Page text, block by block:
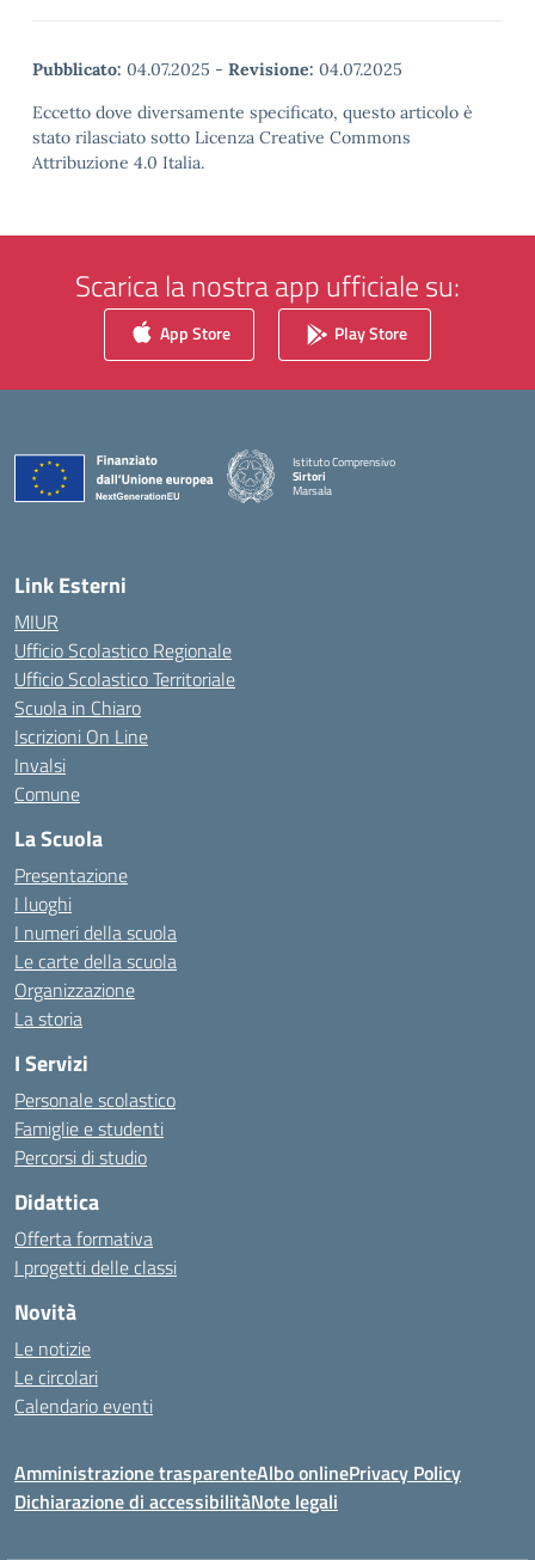
Pubblicato: 04.07.2025 - Revisione: 04.07.2025
Eccetto dove diversamente specificato, questo articolo è
stato rilasciato sotto Licenza Creative Commons
Attribuzione 4.0 Italia.
Scarica la nostra app ufficiale su:
App Store Play Store
Istituto Comprensivo
Sirtori
Marsala
Link Esterni
MIUR
Ufficio Scolastico Regionale
Ufficio Scolastico Territoriale
Scuola in Chiaro
Iscrizioni On Line
Invalsi
Comune
La Scuola
Presentazione
I luoghi
I numeri della scuola
Le carte della scuola
Organizzazione
La storia
I Servizi
Personale scolastico
Famiglie e studenti
Percorsi di studio
Didattica
Offerta formativa
I progetti delle classi
Novità
Le notizie
Le circolari
Calendario eventi
Amministrazione trasparenteAlbo onlinePrivacy Policy
Dichiarazione di accessibilitàNote legali